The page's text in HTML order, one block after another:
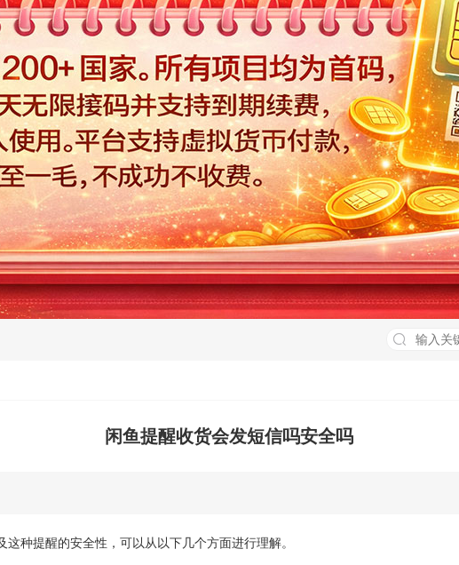
闲鱼提醒收货会发短信吗安全吗
种提醒的安全性，可以从以下几个方面进行理解。